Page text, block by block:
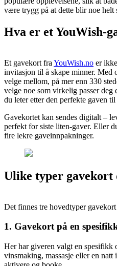
være trygg på at dette blir noe helt
Hva er et YouWish-
Et gavekort fra YouWish.no er
invitasjon til å skape minner. Med
velge mellom, på mer enn 330
velge noe som virkelig passer deg
du leter etter den perfekte gaven til
Gavekortet kan sendes digitalt –
perfekt for siste liten-gaver. Eller
fire lekre gaveinnpakninger.
Ulike typer gavekort
Det finnes tre hovedtyper
1. Gavekort på en
Her har giveren valgt en spesifikk
vinsmaking, massasje eller en natt